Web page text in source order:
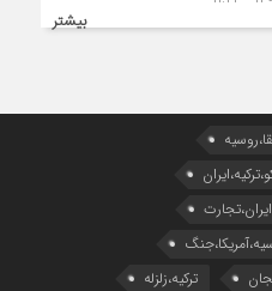
بیشتر
ترکیه،زلزله